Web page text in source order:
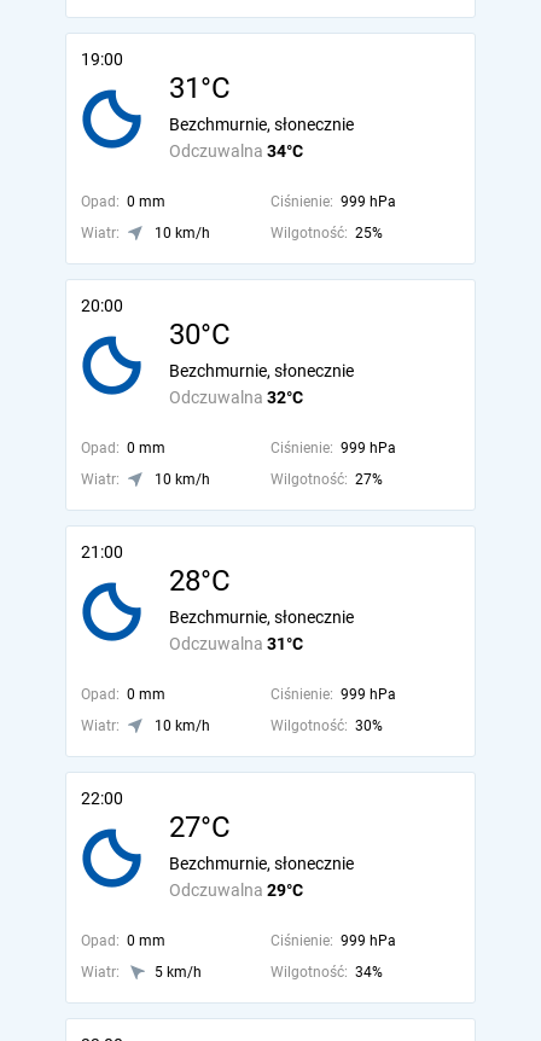
19:00
31°C
Odczuwalna 34°C
Bezchmurnie, słonecznie
Opad: 0 mm Ciśnienie: 999 hPa
Wiatr:
10 km/h Wilgotność: 25%
20:00
30°C
Odczuwalna 32°C
Bezchmurnie, słonecznie
Opad: 0 mm Ciśnienie: 999 hPa
Wiatr:
10 km/h Wilgotność: 27%
21:00
28°C
Odczuwalna 31°C
Bezchmurnie, słonecznie
Opad: 0 mm Ciśnienie: 999 hPa
Wiatr:
10 km/h Wilgotność: 30%
22:00
27°C
Odczuwalna 29°C
Bezchmurnie, słonecznie
Opad: 0 mm Ciśnienie: 999 hPa
Wiatr:
5 km/h Wilgotność: 34%